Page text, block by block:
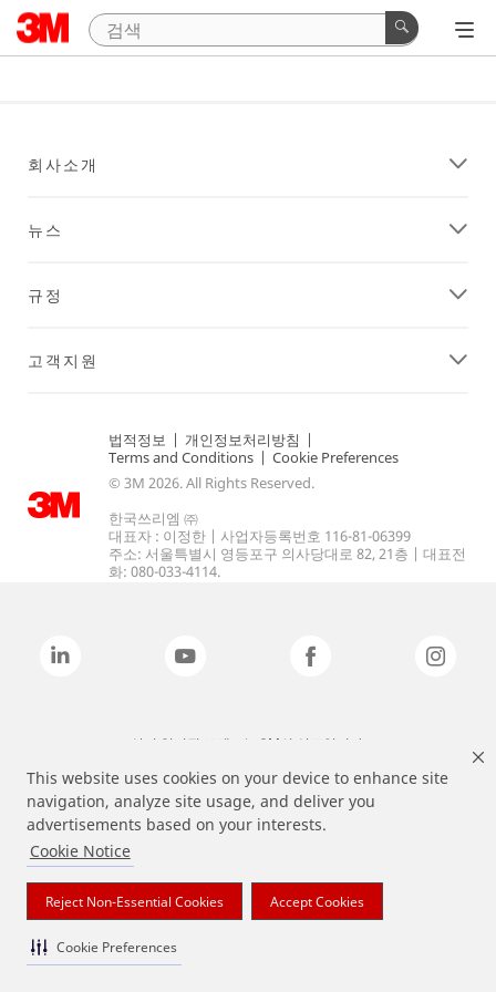
This website uses cookies on your device to enhance site
navigation, analyze site usage, and deliver you
advertisements based on your interests.
Cookie Notice
Reject Non-Essential Cookies Accept Cookies
Cookie Preferences
회사소개
뉴스
규정
고객지원
법적정보 | 개인정보처리방침 |
Terms and Conditions | Cookie Preferences
© 3M 2026. All Rights Reserved.
한국쓰리엠 ㈜
대표자 : 이정한 | 사업자등록번호 116-81-06399
주소: 서울특별시 영등포구 의사당대로 82, 21층 | 대표전
화: 080-033-4114.
상기 열거된 브랜드는 3M의 상표입니다.